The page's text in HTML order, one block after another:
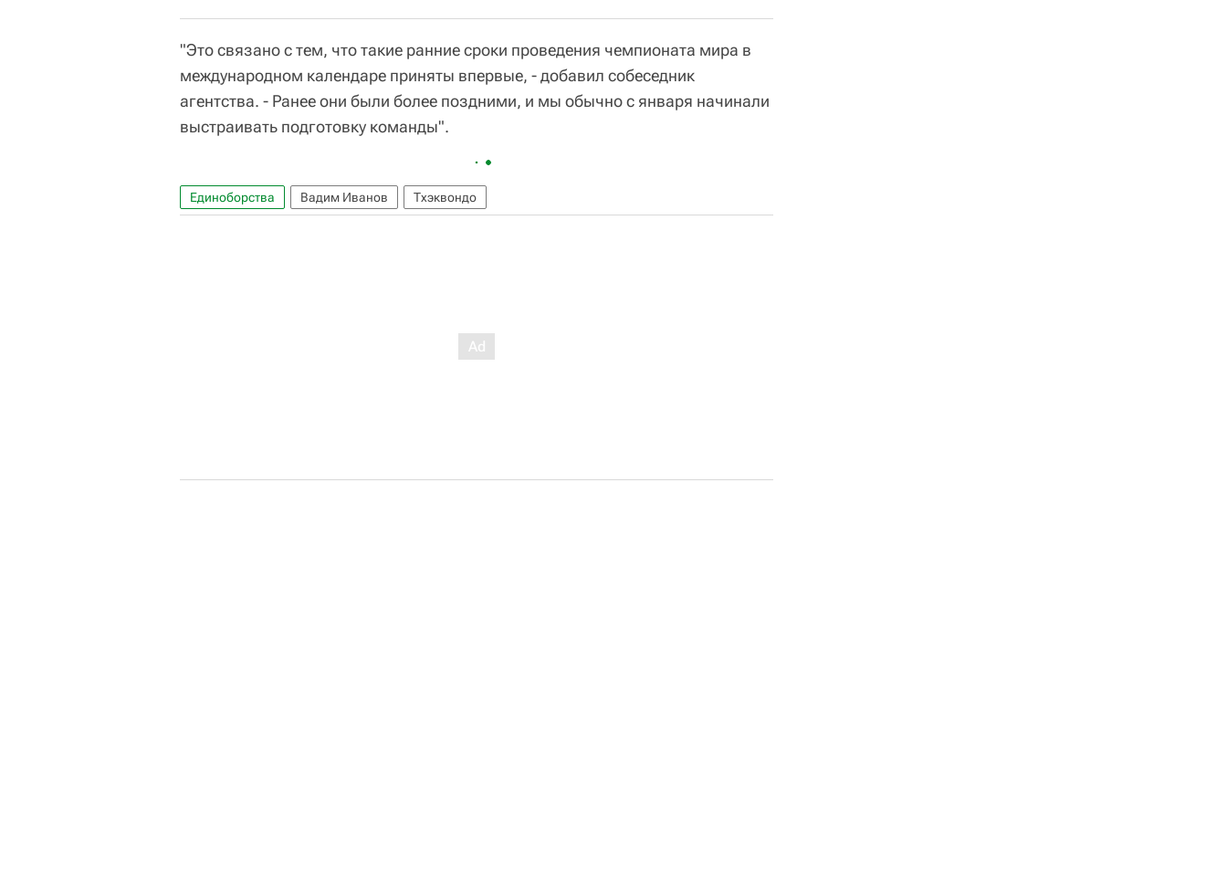
"Это связано с тем, что такие ранние сроки проведения чемпионата мира в
международном календаре приняты впервые, - добавил собеседник
агентства. - Ранее они были более поздними, и мы обычно с января начинали
выстраивать подготовку команды".
Единоборства Вадим Иванов Тхэквондо